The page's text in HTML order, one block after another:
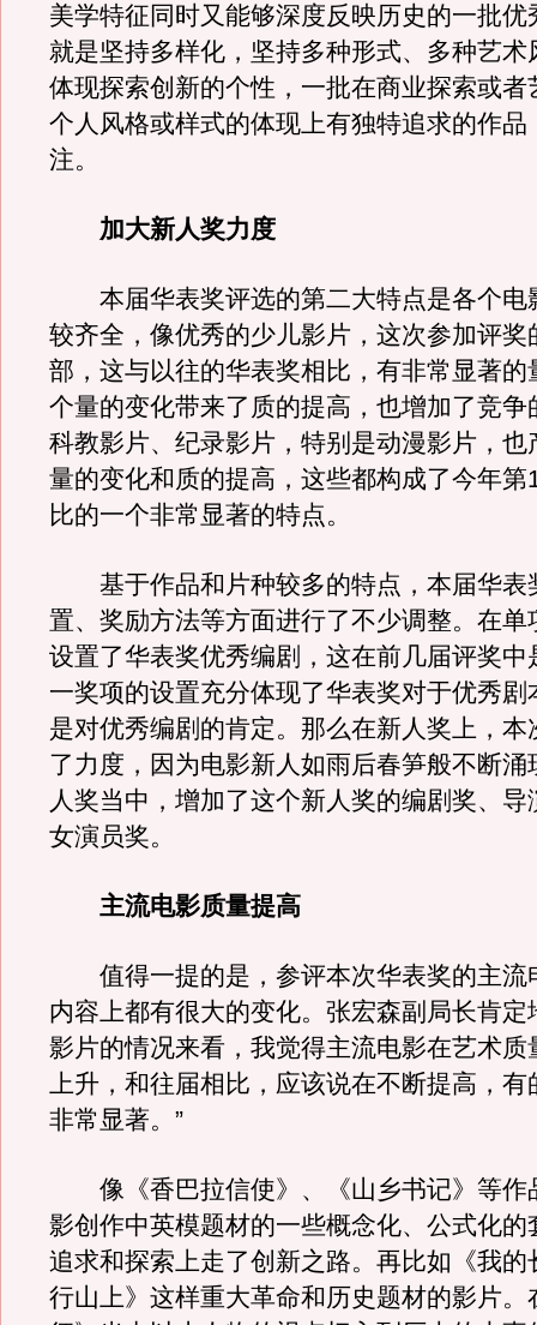
美学特征同时又能够深度反映历史的一批优
就是坚持多样化，坚持多种形式、多种艺术
体现探索创新的个性，一批在商业探索或者
个人风格或样式的体现上有独特追求的作品
注。
加大新人奖力度
本届华表奖评选的第二大特点是各个电
较齐全，像优秀的少儿影片，这次参加评奖
部，这与以往的华表奖相比，有非常显著的
个量的变化带来了质的提高，也增加了竞争
科教影片、纪录影片，特别是动漫影片，也
量的变化和质的提高，这些都构成了今年第
比的一个非常显著的特点。
基于作品和片种较多的特点，本届华表
置、奖励方法等方面进行了不少调整。在单
设置了华表奖优秀编剧，这在前几届评奖中
一奖项的设置充分体现了华表奖对于优秀剧
是对优秀编剧的肯定。那么在新人奖上，本
了力度，因为电影新人如雨后春笋般不断涌
人奖当中，增加了这个新人奖的编剧奖、导
女演员奖。
主流电影质量提高
值得一提的是，参评本次华表奖的主流
内容上都有很大的变化。张宏森副局长肯定
影片的情况来看，我觉得主流电影在艺术质
上升，和往届相比，应该说在不断提高，有
非常显著。”
像《香巴拉信使》、《山乡书记》等作
影创作中英模题材的一些概念化、公式化的
追求和探索上走了创新之路。再比如《我的
行山上》这样重大革命和历史题材的影片。